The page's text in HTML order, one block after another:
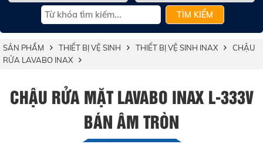
TÌM KIẾM
SẢN PHẨM THIẾT BỊ VỆ SINH THIẾT BỊ VỆ SINH INAX
CHẬU
RỬA LAVABO INAX
CHẬU RỬA MẶT LAVABO INAX L-333V
BÁN ÂM TRÒN